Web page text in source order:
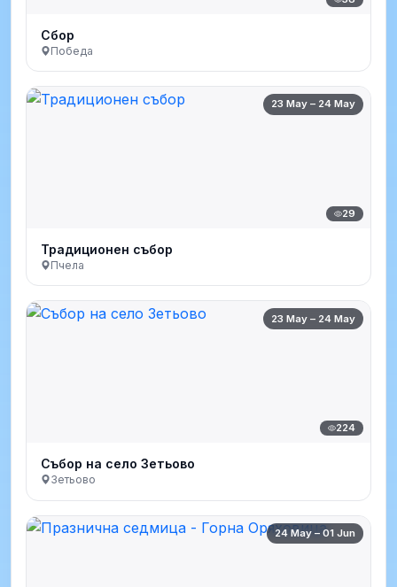
Сбор
Победа
23 May – 24 May
29
Традиционен събор
Пчела
23 May – 24 May
224
Събор на село Зетьово
Зетьово
24 May – 01 Jun